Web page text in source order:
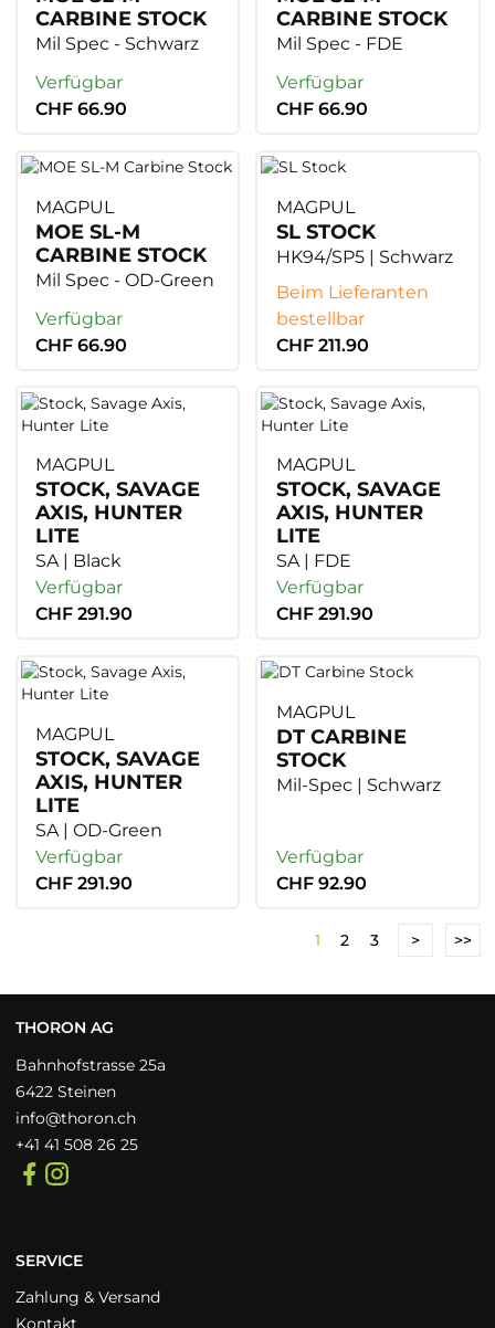
CARBINE STOCK
Mil Spec - Schwarz
Verfügbar
CHF 66.90
CARBINE STOCK
Mil Spec - FDE
Verfügbar
CHF 66.90
MAGPUL
MOE SL-M
CARBINE STOCK
Mil Spec - OD-Green
Verfügbar
CHF 66.90
MAGPUL
SL STOCK
HK94/SP5 | Schwarz
Beim Lieferanten
bestellbar
CHF 211.90
MAGPUL
STOCK, SAVAGE
AXIS, HUNTER
LITE
SA | Black
Verfügbar
CHF 291.90
MAGPUL
STOCK, SAVAGE
AXIS, HUNTER
LITE
SA | FDE
Verfügbar
CHF 291.90
MAGPUL
STOCK, SAVAGE
AXIS, HUNTER
LITE
SA | OD-Green
Verfügbar
CHF 291.90
MAGPUL
DT CARBINE
STOCK
Mil-Spec | Schwarz
Verfügbar
CHF 92.90
1 2 3 > >>
THORON AG
Bahnhofstrasse 25a
6422 Steinen
info@thoron.ch
+41 41 508 26 25
SERVICE
Zahlung & Versand
Kontakt